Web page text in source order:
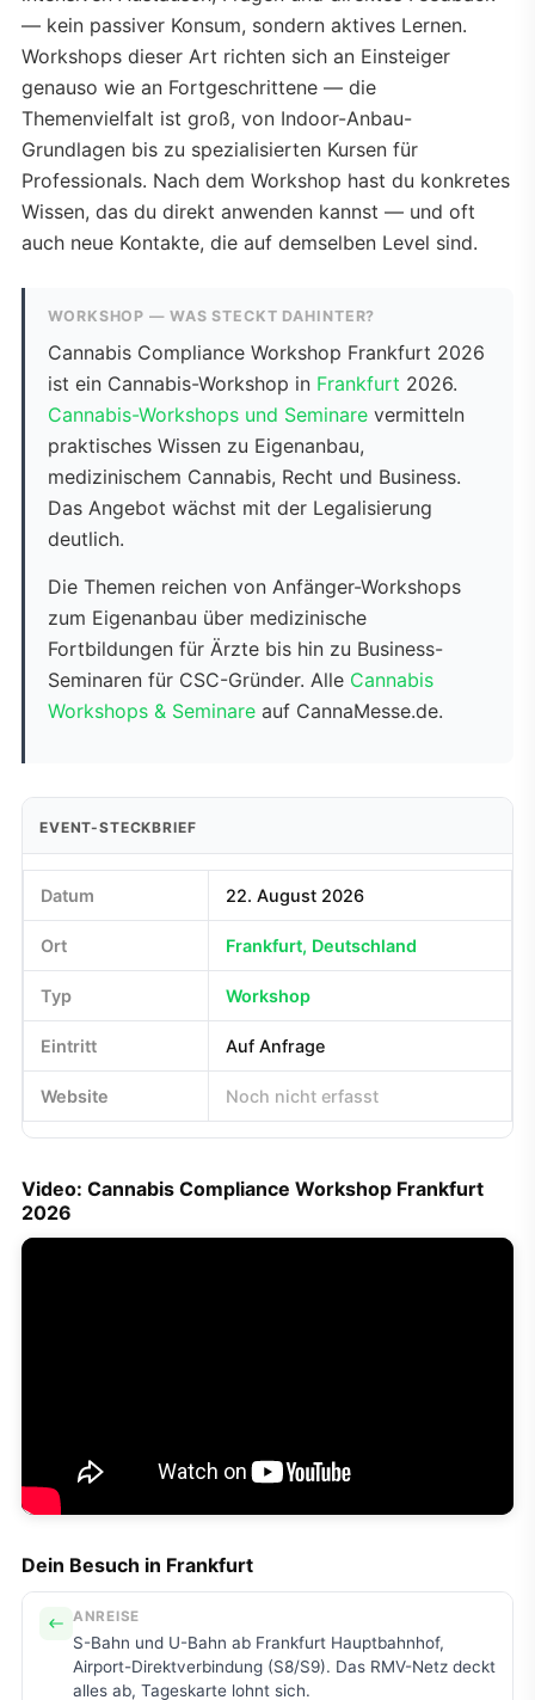
— kein passiver Konsum, sondern aktives Lernen.
Workshops dieser Art richten sich an Einsteiger
genauso wie an Fortgeschrittene — die
Themenvielfalt ist groß, von Indoor-Anbau-
Grundlagen bis zu spezialisierten Kursen für
Professionals. Nach dem Workshop hast du konkretes
Wissen, das du direkt anwenden kannst — und oft
auch neue Kontakte, die auf demselben Level sind.
WORKSHOP — WAS STECKT DAHINTER?
Cannabis Compliance Workshop Frankfurt 2026
ist ein Cannabis-Workshop in Frankfurt 2026.
Cannabis-Workshops und Seminare vermitteln
praktisches Wissen zu Eigenanbau,
medizinischem Cannabis, Recht und Business.
Das Angebot wächst mit der Legalisierung
deutlich.
Die Themen reichen von Anfänger-Workshops
zum Eigenanbau über medizinische
Fortbildungen für Ärzte bis hin zu Business-
Seminaren für CSC-Gründer. Alle Cannabis
Workshops & Seminare auf CannaMesse.de.
EVENT-STECKBRIEF
Datum 22. August 2026
Ort Frankfurt, Deutschland
Typ Workshop
Eintritt Auf Anfrage
Website Noch nicht erfasst
Video: Cannabis Compliance Workshop Frankfurt
2026
Dein Besuch in Frankfurt
ANREISE
S-Bahn und U-Bahn ab Frankfurt Hauptbahnhof,
Airport-Direktverbindung (S8/S9). Das RMV-Netz deckt
alles ab, Tageskarte lohnt sich.